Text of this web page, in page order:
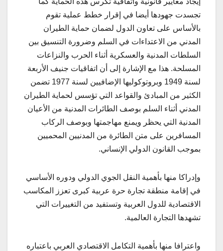
تجسدت جهودها أيضا في إقرار خطط عملية تقوم
بالأساس على تعاون الدول لضمان حماية الطيران
المدني من الاعتداءات في السلم وضرورة التنسيق بين
السلطات المدنية والعسكرية أثناء الحرب والنزاعات
المسلحة. هذا مع الإشارة إلى أن اتفاقيات جنيف الأربعة
لسنة 1949 وبروتوكوليها الإضافيين لسنة 1977 تضمن
الكثير من المبادئ والقواعد التي تؤسس لحماية الطيران
المدني أثناء السلم بوصف الطائرات المدنية من الأعيان
المدنية التي يحظر ويمنع مهاجمتها وبوصف الركاب
المسافرين على متن الطائرة من المدنيين المحميين
بموجب القانون الدولي الإنساني.
وإدراكا منها بأهمية النقل الجوي الدولي ودوره الأساسي
في إقامة منطقة تجارة حرة عربية كبرى تعزز المكاسب
الاقتصادية للدول العربية وتستفيد من التغييرات التي
تشهدها التجارة العالمية.
واعترافا منها بأهمية التكامل الاقتصادي العربي باعتباره